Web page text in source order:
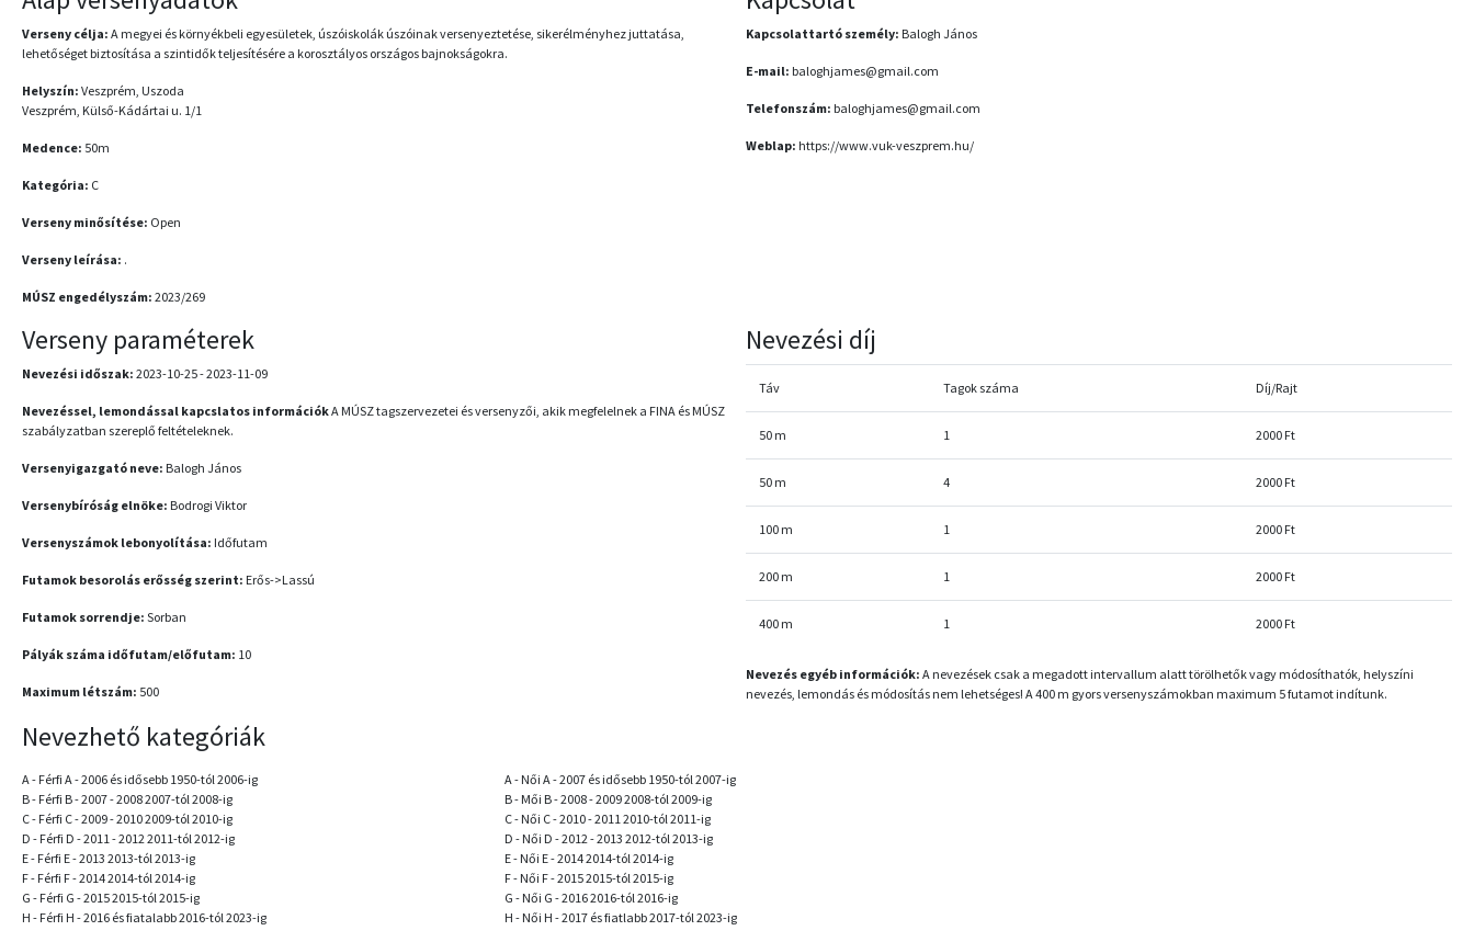
Verseny célja: A megyei és környékbeli egyesületek, úszóiskolák úszóinak versenyeztetése, sikerélményhez juttatása,
lehetőséget biztosítása a szintidők teljesítésére a korosztályos országos bajnokságokra.
Helyszín: Veszprém, Uszoda
Veszprém, Külső-Kádártai u. 1/1
Medence: 50m
Kategória: C
Verseny minősítése: Open
Verseny leírása: .
MÚSZ engedélyszám: 2023/269
Kapcsolattartó személy: Balogh János
E-mail: baloghjames@gmail.com
Telefonszám: baloghjames@gmail.com
Weblap: https://www.vuk-veszprem.hu/
Verseny paraméterek
Nevezési időszak: 2023-10-25 - 2023-11-09
Nevezéssel, lemondással kapcslatos információkA MÚSZ tagszervezetei és versenyzői, akik megfelelnek a FINA és MÚSZ
szabályzatban szereplő feltételeknek.
Versenyigazgató neve: Balogh János
Versenybíróság elnöke: Bodrogi Viktor
Versenyszámok lebonyolítása: Időfutam
Futamok besorolás erősség szerint: Erős->Lassú
Futamok sorrendje: Sorban
Pályák száma időfutam/előfutam: 10
Maximum létszám: 500
Nevezési díj
Táv Tagok száma Díj/Rajt
50 m 1 2000 Ft
50 m 4 2000 Ft
100 m 1 2000 Ft
200 m 1 2000 Ft
400 m 1 2000 Ft
Nevezés egyéb információk: A nevezések csak a megadott intervallum alatt törölhetők vagy módosíthatók, helyszíni
nevezés, lemondás és módosítás nem lehetséges! A 400 m gyors versenyszámokban maximum 5 futamot indítunk.
Nevezhető kategóriák
A - Férfi A - 2006 és idősebb 1950-tól 2006-ig
B - Férfi B - 2007 - 2008 2007-tól 2008-ig
C - Férfi C - 2009 - 2010 2009-tól 2010-ig
D - Férfi D - 2011 - 2012 2011-tól 2012-ig
E - Férfi E - 2013 2013-tól 2013-ig
F - Férfi F - 2014 2014-tól 2014-ig
G - Férfi G - 2015 2015-tól 2015-ig
H - Férfi H - 2016 és fiatalabb 2016-tól 2023-ig
A - Női A - 2007 és idősebb 1950-tól 2007-ig
B - Mői B - 2008 - 2009 2008-tól 2009-ig
C - Női C - 2010 - 2011 2010-tól 2011-ig
D - Női D - 2012 - 2013 2012-tól 2013-ig
E - Női E - 2014 2014-tól 2014-ig
F - Női F - 2015 2015-tól 2015-ig
G - Női G - 2016 2016-tól 2016-ig
H - Női H - 2017 és fiatlabb 2017-tól 2023-ig